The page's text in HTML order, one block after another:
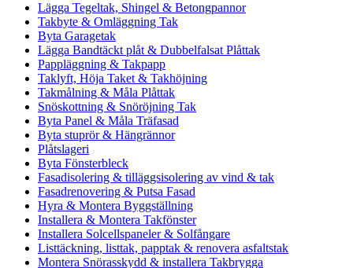
Lägga Tegeltak, Shingel & Betongpannor
Takbyte & Omläggning Tak
Byta Garagetak
Lägga Bandtäckt plåt & Dubbelfalsat Plåttak
Pappläggning & Takpapp
Taklyft, Höja Taket & Takhöjning
Takmålning & Måla Plåttak
Snöskottning & Snöröjning Tak
Byta Panel & Måla Träfasad
Byta stuprör & Hängrännor
Plåtslageri
Byta Fönsterbleck
Fasadisolering & tilläggsisolering av vind & tak
Fasadrenovering & Putsa Fasad
Hyra & Montera Byggställning
Installera & Montera Takfönster
Installera Solcellspaneler & Solfångare
Listtäckning, listtak, papptak & renovera asfaltstak
Montera Snörasskydd & installera Takbrygga